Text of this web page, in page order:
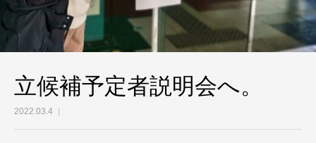
立候補予定者説明会へ。
2022.03.4